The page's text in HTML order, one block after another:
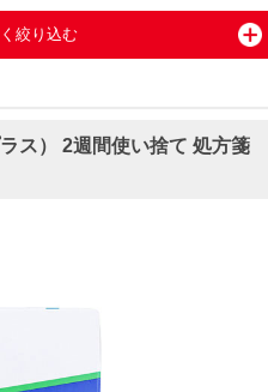
絞り込む
ス） 2週間使い捨て 処方箋